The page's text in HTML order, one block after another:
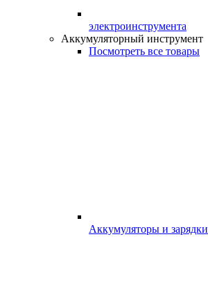
электроинструмента
Аккумуляторный инструмент
Посмотреть все товары
Аккумуляторы и зарядки